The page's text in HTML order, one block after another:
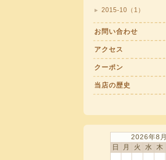
2015-10（1）
お問い合わせ
アクセス
クーポン
当店の歴史
2026年8月
日
月 火 水 木